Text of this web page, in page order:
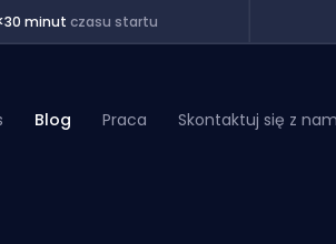
minutczasu startu
Blog Praca Skontaktuj się z